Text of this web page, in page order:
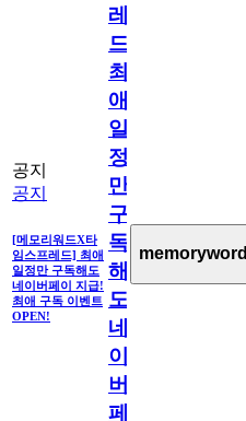
공지
공지
[메모리워드X타
임스프레드] 최애
일정만 구독해도
네이버페이 지급!
최애 구독 이벤트
OPEN!
레
드]
최
애
일
정
만
구
독
해
도
네
이
버
페
memoryword